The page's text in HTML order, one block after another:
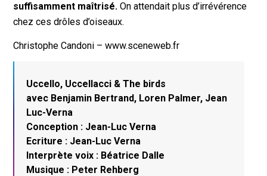
suffisamment maîtrisé. On attendait plus d’irrévérence
chez ces drôles d’oiseaux.
Christophe Candoni – www.sceneweb.fr
Uccello, Uccellacci & The birds
avec Benjamin Bertrand, Loren Palmer, Jean
Luc-Verna
Conception : Jean-Luc Verna
Ecriture : Jean-Luc Verna
Interprète voix : Béatrice Dalle
Musique : Peter Rehberg